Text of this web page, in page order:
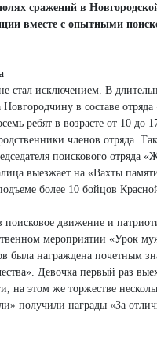
сражений в
вместе с опытными
стал исключением. В
в составе
ребят в возрасте от 10 до
членов отряда.
поискового отряда
выезжает на «Вахты
более 10 бойцов
поисковое движение и
мероприятии «Урок
была награждена почетным
Девочка первый раз
на этом же торжестве
получили награды «За